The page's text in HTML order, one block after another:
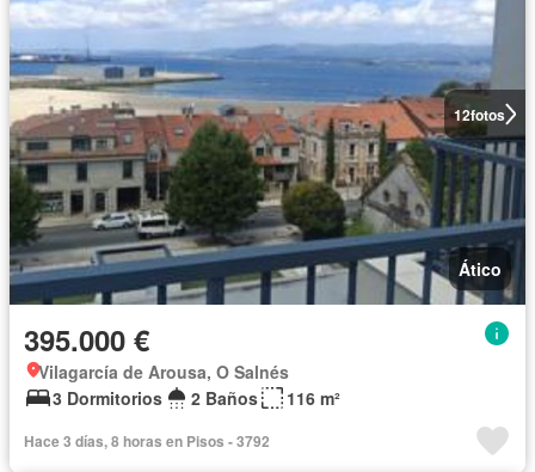
12fotos
Ático
395.000 €
Vilagarcía de Arousa, O Salnés
3 Dormitorios
2 Baños 116 m²
Hace 3 días, 8 horas en Pisos - 3792